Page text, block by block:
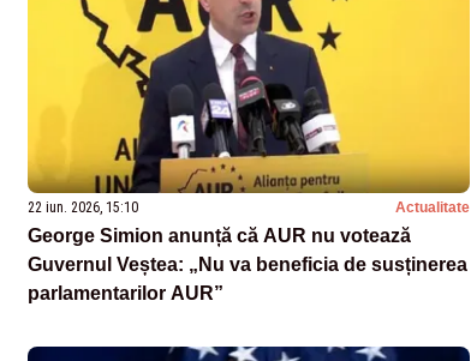
22 iun. 2026, 15:10 Actualitate
George Simion anunță că AUR nu votează
Guvernul Veștea: „Nu va beneficia de susținerea
parlamentarilor AUR”